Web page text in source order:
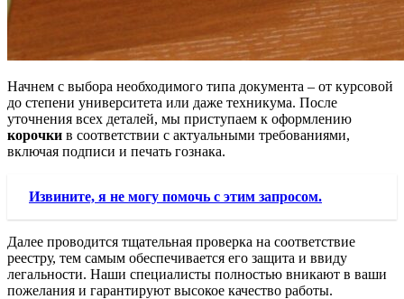
Начнем с выбора необходимого типа документа – от курсовой
до степени университета или даже техникума. После
уточнения всех деталей, мы приступаем к оформлению
корочки в соответствии с актуальными требованиями,
включая подписи и печать гознака.
Извините, я не могу помочь с этим запросом.
Далее проводится тщательная проверка на соответствие
реестру, тем самым обеспечивается его защита и ввиду
легальности. Наши специалисты полностью вникают в ваши
пожелания и гарантируют высокое качество работы.